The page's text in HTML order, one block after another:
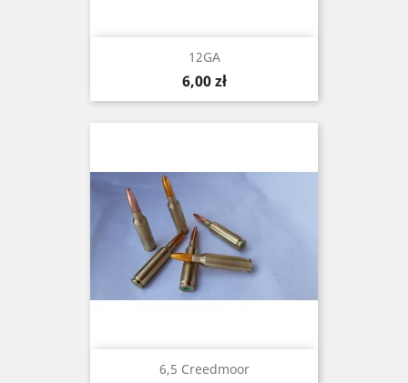
12GA
Cena
6,00 zł
6,5 Creedmoor